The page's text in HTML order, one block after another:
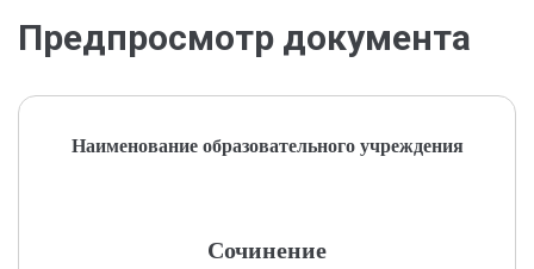
Предпросмотр документа
Наименование образовательного учреждения
Сочинение